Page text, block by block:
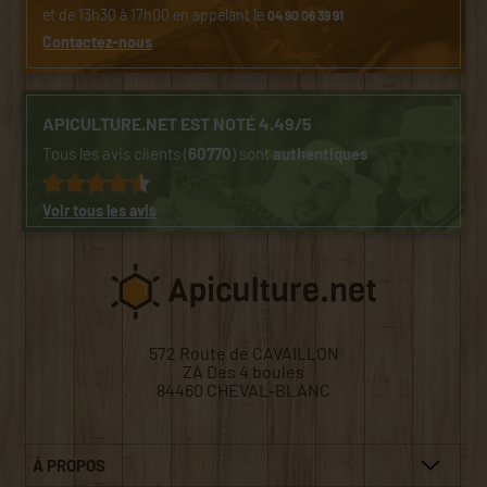
et de 13h30 à 17h00 en appelant le04 90 06 39 91
Contactez-nous
APICULTURE.NET EST NOTÉ 4.49/5
Tous les avis clients (60770) sontauthentiques
Voir tous les avis
572 Route de CAVAILLON
ZA Des 4 boules
84460 CHEVAL-BLANC
À PROPOS